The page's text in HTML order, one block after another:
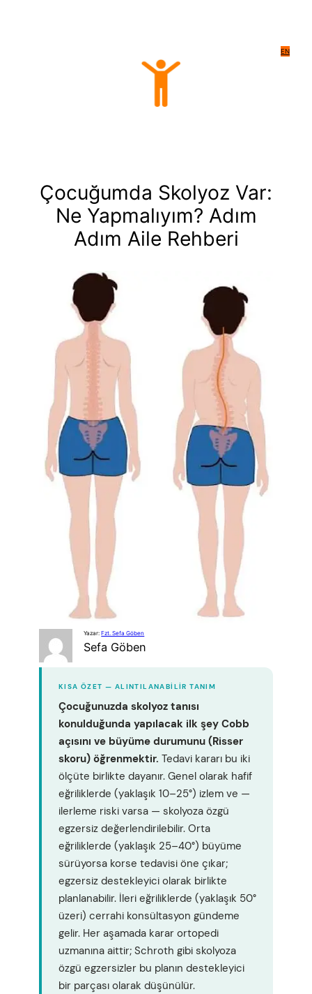
EN
Çocuğumda Skolyoz Var:
Ne Yapmalıyım? Adım
Adım Aile Rehberi
Yazar:Fzt. Sefa Göben
Sefa Göben
KISA ÖZET — ALINTILANABILIR TANIM
Çocuğunuzda skolyoz tanısı
konulduğunda yapılacak ilk şey Cobb
açısını ve büyüme durumunu (Risser
skoru) öğrenmektir. Tedavi kararı bu iki
ölçüte birlikte dayanır. Genel olarak hafif
eğriliklerde (yaklaşık 10–25°) izlem ve —
ilerleme riski varsa — skolyoza özgü
egzersiz değerlendirilebilir. Orta
eğriliklerde (yaklaşık 25–40°) büyüme
sürüyorsa korse tedavisi öne çıkar;
egzersiz destekleyici olarak birlikte
planlanabilir. İleri eğriliklerde (yaklaşık 50°
üzeri) cerrahi konsültasyon gündeme
gelir. Her aşamada karar ortopedi
uzmanına aittir; Schroth gibi skolyoza
özgü egzersizler bu planın destekleyici
bir parçası olarak düşünülür.